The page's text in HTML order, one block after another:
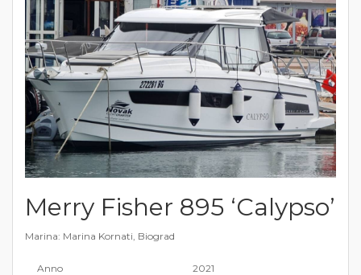
Merry Fisher 895 ‘Calypso’
Marina: Marina Kornati, Biograd
Anno
2021